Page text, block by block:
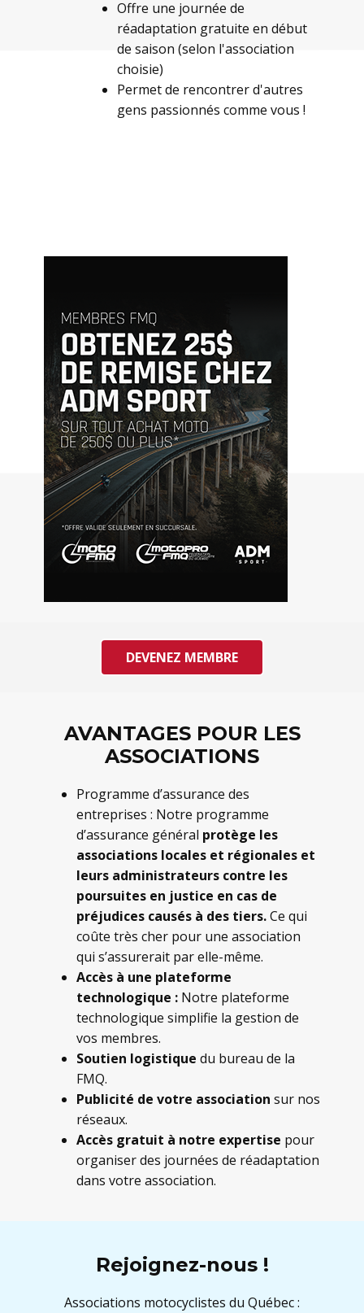
Offre une journée de
réadaptation gratuite en début
de saison (selon l'association
choisie)
Permet de rencontrer d'autres
gens passionnés comme vous !
DEVENEZ MEMBRE
AVANTAGES POUR LES
ASSOCIATIONS
Programme d’assurance des
entreprises : Notre programme
d’assurance général protège les
associations locales et régionales et
leurs administrateurs contre les
poursuites en justice en cas de
préjudices causés à des tiers.Ce qui
coûte très cher pour une association
qui s’assurerait par elle-même.
Accès à une plateforme
technologique : Notre plateforme
technologique simplifie la gestion de
vos membres.
Soutien logistique du bureau de la
FMQ.
Publicité de votre association sur nos
réseaux.
Accès gratuit à notre expertise pour
organiser des journées de réadaptation
dans votre association.
Rejoignez-nous !
Associations motocyclistes du Québec :